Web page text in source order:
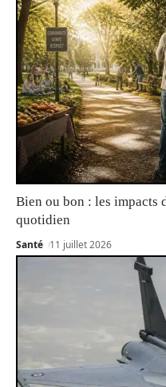
Bien ou bon : les impacts
quotidien
Santé 11 juillet 2026